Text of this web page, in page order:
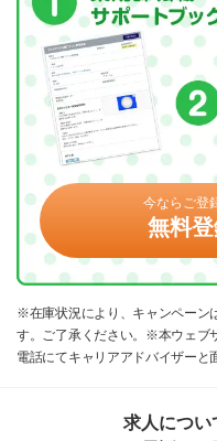
今ならご登
無料
※在庫状況により、キャンペーン
す。ご了承ください。※本ウェブ
電話にてキャリアアドバイザーと
求人につい